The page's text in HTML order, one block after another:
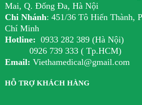
Mai, Q. Đống Đa, Hà Nội
Chi Nhánh: 451/36 Tô Hiến Thành,
Chí Minh
Hotline: 0933 282
0926 739 333 ( Tp.HCM)
Email: Viethamedical@gmail.com
HỖ TRỢ KHÁCH HÀNG